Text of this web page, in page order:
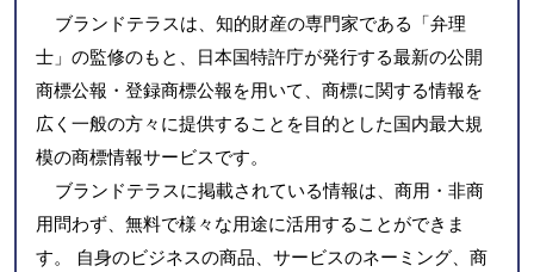
ブランドテラスは、知的財産の専門家である「弁理
士」の監修のもと、日本国特許庁が発行する最新の公開
商標公報・登録商標公報を用いて、商標に関する情報を
広く一般の方々に提供することを目的とした国内最大規
模の商標情報サービスです。
ブランドテラスに掲載されている情報は、商用・非商
用問わず、無料で様々な用途に活用することができま
す。 自身のビジネスの商品、サービスのネーミング、商